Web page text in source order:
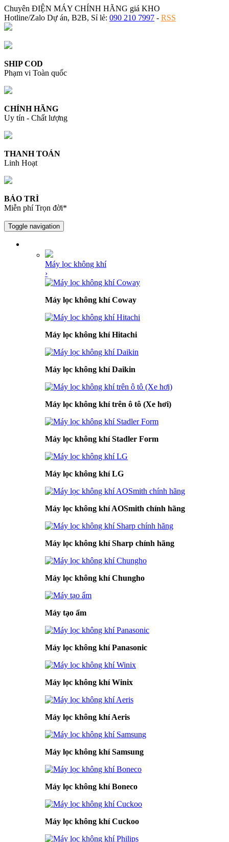
Chuyên ĐIỆN MÁY CHÍNH HÃNG giá KHO
Hotline/Zalo Dự án, B2B, Sỉ lẻ: 090 210 7997 - RSS
SHIP COD
Phạm vi Toàn quốc
CHÍNH HÃNG
Uy tín - Chất lượng
THANH TOÁN
Linh Hoạt
BẢO TRÌ
Miễn phí Trọn đời*
Toggle navigation
Máy lọc không khí
›
Máy lọc không khí Coway
Máy lọc không khí Hitachi
Máy lọc không khí Daikin
Máy lọc không khí trên ô tô (Xe hơi)
Máy lọc không khí Stadler Form
Máy lọc không khí LG
Máy lọc không khí AOSmith chính hãng
Máy lọc không khí Sharp chính hãng
Máy lọc không khí Chungho
Máy tạo ẩm
Máy lọc không khí Panasonic
Máy lọc không khí Winix
Máy lọc không khí Aeris
Máy lọc không khí Samsung
Máy lọc không khí Boneco
Máy lọc không khí Cuckoo